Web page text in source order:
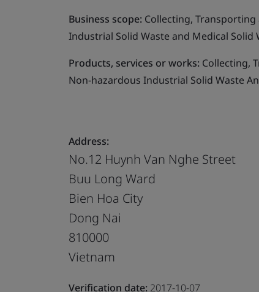
Business scope: Collecting,
Industrial Solid Waste and Medical Solid
Products, services or works: Collecting,
Non-hazardous Industrial Solid Waste
Address:
No.12 Huynh Van Nghe Street
Buu Long Ward
Bien Hoa City
Dong Nai
810000
Vietnam
Verification date: 2017-10-07